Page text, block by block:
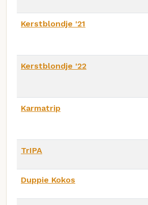
Kerstblondje '21
Kerstblondje '22
Karmatrip
TrIPA
Duppie Kokos